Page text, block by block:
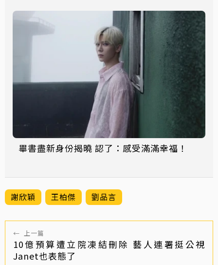
畢書盡新身份揭曉 認了：感受滿滿幸福！
謝欣穎 王柏傑 劉品言
← 上一篇
10億預算遭立院凍結刪除 藝人連署挺公視
Janet也表態了